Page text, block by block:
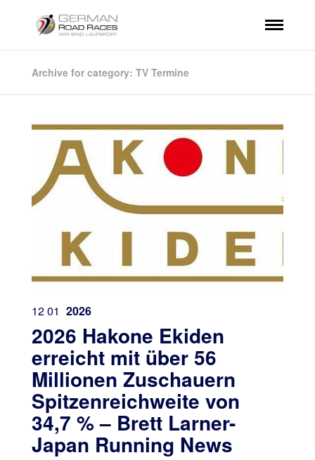
Archive for category: TV Termine
1201 2026
2026 Hakone Ekiden
erreicht mit über 56
Millionen Zuschauern
Spitzenreichweite von
34,7 % – Brett Larner-
Japan Running News